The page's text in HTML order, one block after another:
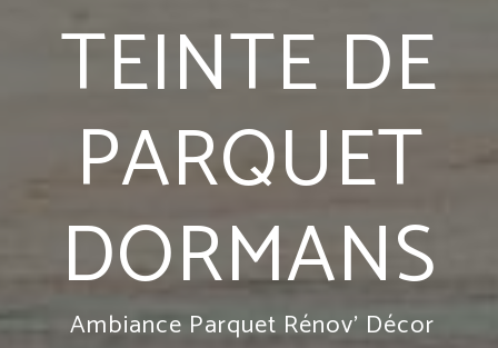
TEINTE DE
PARQUET
DORMANS
Ambiance Parquet Rénov' Décor